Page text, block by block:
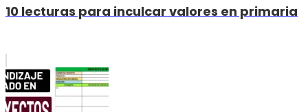
10 lecturas para inculcar valores en primaria